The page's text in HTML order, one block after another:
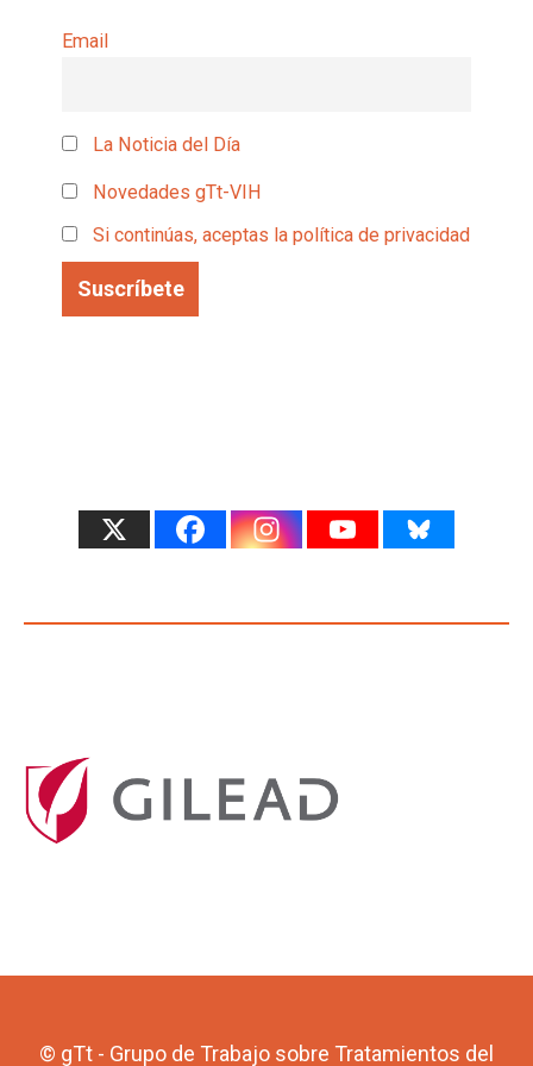
Email
La Noticia del Día
Novedades gTt-VIH
Si continúas, aceptas la política de privacidad
© gTt - Grupo de Trabajo sobre Tratamientos del